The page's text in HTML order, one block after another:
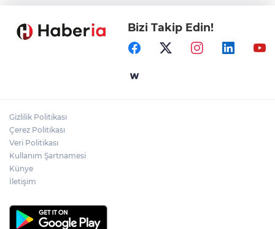
Samsun’da Alaçam'a yeni yaşam alanı
Yapay zekada onlarca uygulamanın
Bizi Takip Edin!
Gizlilik Politikası
Çerez Politikası
Veri Politikası
Kullanım Şartnamesi
Künye
İletişim